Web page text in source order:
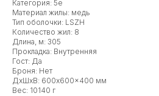
Категория: 5e
Материал жилы: медь
Тип оболочки: LSZH
Количество жил: 8
Длина, м: 305
Прокладка: Внутренняя
Гост: Да
Броня: Нет
ДxШxВ: 600x600x400 мм
Вес: 10140 г